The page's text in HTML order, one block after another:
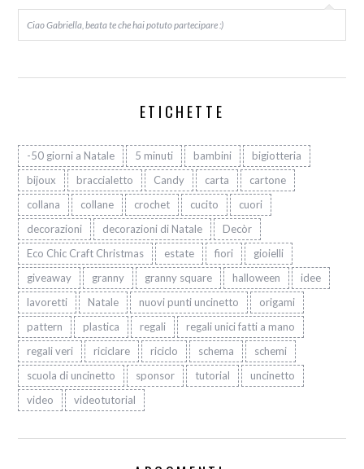
Ciao Gabriella, beata te che hai potuto partecipare :)
ETICHETTE
-50 giorni a Natale 5 minuti bambini
bigiotteria
bijoux
braccialetto Candy carta
cartone
collana
collane crochet cucito
cuori
decorazioni
decorazioni di Natale
Decòr
Eco Chic Craft Christmas
estate fiori
gioielli
giveaway
granny granny square halloween
idee
lavoretti
Natale nuovi punti uncinetto
origami
pattern
plastica regali
regali unici fatti a mano
regali veri
riciclare riciclo schema
schemi
scuola di uncinetto
sponsor tutorial
uncinetto
video
videotutorial